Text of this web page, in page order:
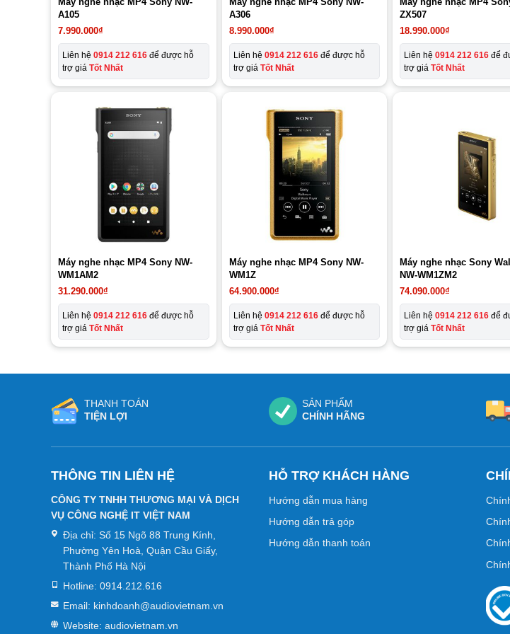
A105
7.990.000₫
Liên hệ 0914 212 616 để được hỗ
trợ giá Tốt Nhất
A306
8.990.000₫
Liên hệ 0914 212 616để được hỗ
trợ giá Tốt Nhất
ZX507
18.990.000₫
Liên hệ0914 212 616 để
trợ giáTốt Nhất
Máy nghe nhạc MP4 Sony NW-
WM1AM2
31.290.000₫
Liên hệ 0914 212 616 để được hỗ
trợ giá Tốt Nhất
Máy nghe nhạc MP4 Sony NW-
WM1Z
64.900.000₫
Liên hệ 0914 212 616để được hỗ
trợ giá Tốt Nhất
Máy nghe nhạc Sony
NW-WM1ZM2
74.090.000₫
Liên hệ0914 212 616 để
trợ giáTốt Nhất
THANH TOÁN
TIỆN LỢI
SẢN PHẨM
CHÍNH HÃNG
THÔNG TIN LIÊN HỆ
CÔNG TY TNHH THƯƠNG MẠI VÀ DỊCH
VỤ CÔNG NGHỆ IT VIỆT NAM
Địa chỉ: Số 15 Ngõ 88 Trung Kính,
Phường Yên Hoà, Quận Cầu Giấy,
Thành Phố Hà Nội
Hotline: 0914.212.616
Email: kinhdoanh@audiovietnam.vn
Website: audiovietnam.vn
HỖ TRỢ KHÁCH HÀNG
Hướng dẫn mua hàng
Hướng dẫn trả góp
Hướng dẫn thanh toán